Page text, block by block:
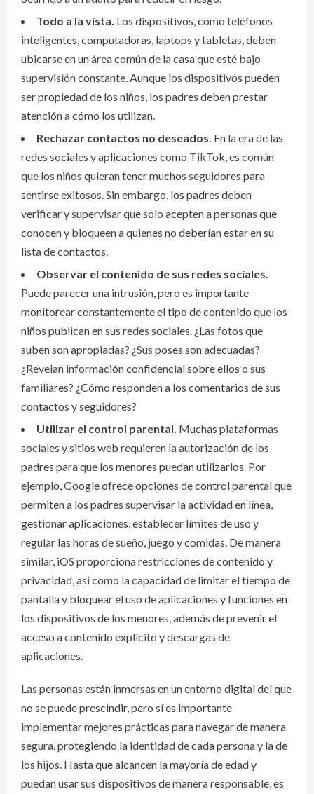
Todo a la vista. Los dispositivos, como teléfonos
inteligentes, computadoras, laptops y tabletas, deben
ubicarse en un área común de la casa que esté bajo
supervisión constante. Aunque los dispositivos pueden
ser propiedad de los niños, los padres deben prestar
atención a cómo los utilizan.
Rechazar contactos no deseados. En la era de las
redes sociales y aplicaciones como TikTok, es común
que los niños quieran tener muchos seguidores para
sentirse exitosos. Sin embargo, los padres deben
verificar y supervisar que solo acepten a personas que
conocen y bloqueen a quienes no deberían estar en su
lista de contactos.
Observar el contenido de sus redes sociales.
Puede parecer una intrusión, pero es importante
monitorear constantemente el tipo de contenido que los
niños publican en sus redes sociales. ¿Las fotos que
suben son apropiadas? ¿Sus poses son adecuadas?
¿Revelan información confidencial sobre ellos o sus
familiares? ¿Cómo responden a los comentarios de sus
contactos y seguidores?
Utilizar el control parental. Muchas plataformas
sociales y sitios web requieren la autorización de los
padres para que los menores puedan utilizarlos. Por
ejemplo, Google ofrece opciones de control parental que
permiten a los padres supervisar la actividad en línea,
gestionar aplicaciones, establecer límites de uso y
regular las horas de sueño, juego y comidas. De manera
similar, iOS proporciona restricciones de contenido y
privacidad, así como la capacidad de limitar el tiempo de
pantalla y bloquear el uso de aplicaciones y funciones en
los dispositivos de los menores, además de prevenir el
acceso a contenido explícito y descargas de
aplicaciones.
Las personas están inmersas en un entorno digital del que
no se puede prescindir, pero sí es importante
implementar mejores prácticas para navegar de manera
segura, protegiendo la identidad de cada persona y la de
los hijos. Hasta que alcancen la mayoría de edad y
puedan usar sus dispositivos de manera responsable, es